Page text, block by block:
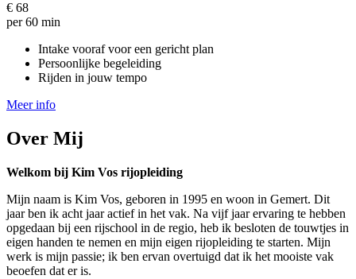
€ 68
per 60 min
Intake vooraf voor een gericht plan
Persoonlijke begeleiding
Rijden in jouw tempo
Meer info
Over Mij
Welkom bij Kim Vos rijopleiding
Mijn naam is Kim Vos, geboren in 1995 en woon in Gemert. Dit
jaar ben ik acht jaar actief in het vak. Na vijf jaar ervaring te hebben
opgedaan bij een rijschool in de regio, heb ik besloten de touwtjes in
eigen handen te nemen en mijn eigen rijopleiding te starten. Mijn
werk is mijn passie; ik ben ervan overtuigd dat ik het mooiste vak
beoefen dat er is.